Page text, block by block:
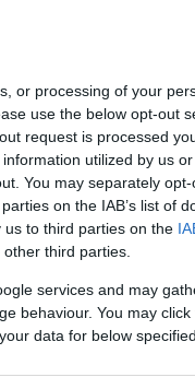
or processing of your
use the below opt-out
request is processed
utilized by us
You may separately
on the IAB’s list of
to third parties on the
third parties.
services and may
behaviour. You may
data for below
πόλων
ο διάλογος
να
τον